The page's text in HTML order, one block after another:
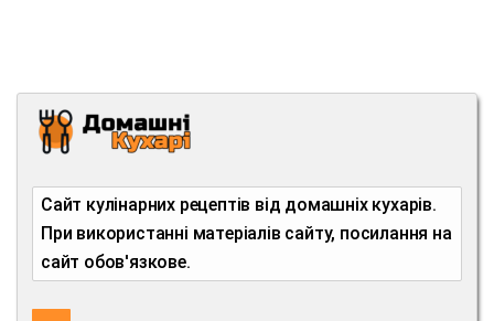
Сайт кулінарних рецептів від домашніх кухарів.
При використанні матеріалів сайту, посилання на
сайт обов'язкове.